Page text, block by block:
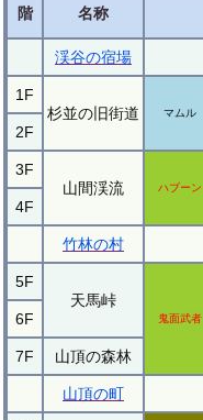
階 名称
渓谷の宿場
1F
杉並の旧街道
マムル
2F
3F
山間渓流
ハブーン
4F
竹林の村
5F
天馬峠
鬼面武者
6F
7F 山頂の森林
山頂の町